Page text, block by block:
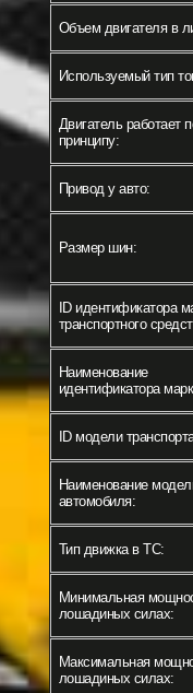
Объем двигателя в
Используемый тип
Двигатель работает
принципу:
Привод у авто:
Размер шин:
ID идентификатора
транспортного
Наименование
идентификатора
ID модели
Наименование
автомобиля:
Тип движка в ТС:
Минимальная
лошадиных силах:
Максимальная
лошадиных силах: